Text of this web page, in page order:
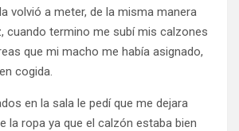
volvió a meter, de la misma manera
cuando termino me subí mis calzones
que mi macho me había asignado,
cogida.
en la sala le pedí que me dejara
la ropa ya que el calzón estaba bien